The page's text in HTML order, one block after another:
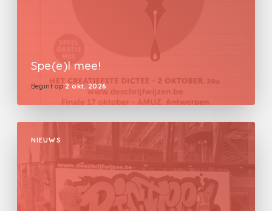
Spe(e)l mee!
Begint op 2 okt. 2026
NIEUWS